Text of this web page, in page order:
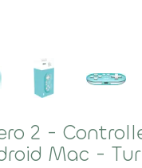
2 -
Mac -